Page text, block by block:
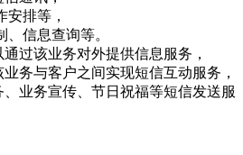
排等，
信息查询等。
过该业务对外提供信息服务，
务与客户之间实现短信互动服务，
业务宣传、节日祝福等短信发送服